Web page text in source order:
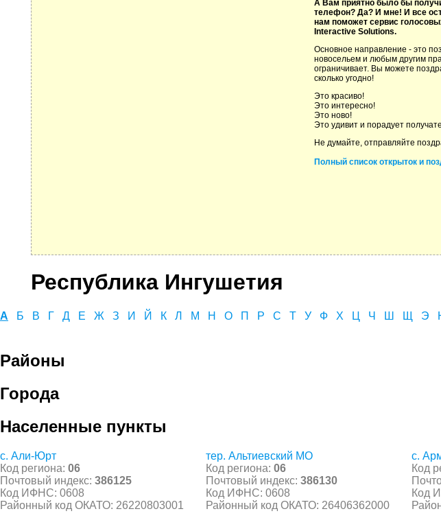
А Вам приятно было бы
телефон? Да? И мне! И все
нам поможет сервис
Interactive Solutions.
Основное направление - это
новосельем и любым другим
ограничивает. Вы можете
сколько угодно!
Это красиво!
Это интересно!
Это ново!
Это удивит и порадует
Не думайте, отправляйте
Полный список открыток и
Республика Ингушетия
А Б В Г Д Е Ж З И Й К Л М Н О П Р С Т У Ф Х Ц Ч Ш Щ Э
Районы
Города
Населенные пункты
с. Али-Юрт
Код региона: 06
Почтовый индекс: 386125
Код ИФНС: 0608
Районный код ОКАТО: 26220803001
тер. Альтиевский МО
Код региона: 06
Почтовый индекс: 386130
Код ИФНС: 0608
Районный код ОКАТО: 26406362000
с.
Код
Код